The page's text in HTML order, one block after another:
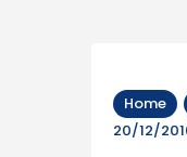
Home
20/12/